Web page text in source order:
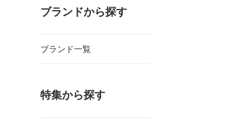
ブランドから探す
ブランド一覧
特集から探す